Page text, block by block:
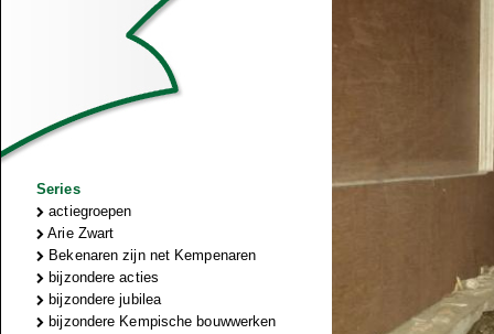
Series
actiegroepen
Arie Zwart
Bekenaren zijn net Kempenaren
bijzondere acties
bijzondere jubilea
bijzondere Kempische bouwwerken